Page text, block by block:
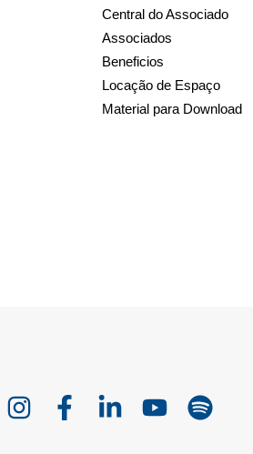
Central do Associado
Associados
Beneficios
Locação de Espaço
Material para Download